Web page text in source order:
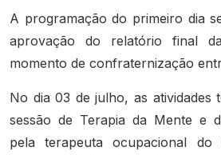
A programação do primeiro dia
aprovação do relatório final
momento de confraternização
No dia 03 de julho, as atividades
sessão de Terapia da Mente e
pela terapeuta ocupacional do